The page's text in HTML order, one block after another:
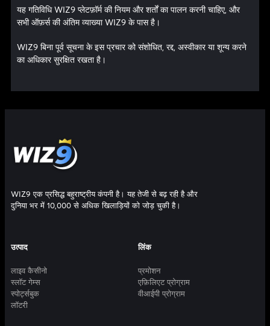
यह गतिविधि WIZ9 प्लेटफ़ॉर्म की नियम और शर्तों का पालन करनी चाहिए, और
सभी ऑफ़र्स की अंतिम व्याख्या WIZ9 के पास है।
WIZ9 बिना पूर्व सूचना के इस प्रचार को संशोधित, रद्द, अस्वीकार या शून्य करने
का अधिकार सुरक्षित रखता है।
WIZ9 एक प्रसिद्ध बहुराष्ट्रीय कंपनी है। यह तेजी से बढ़ रही है और
दुनिया भर में 10,000 से अधिक खिलाड़ियों को जोड़ चुकी है।
उत्पाद
लाइव कैसीनो
स्लॉट गेम्स
स्पोर्ट्सबुक
लॉटरी
लिंक
प्रमोशन
एफ़िलिएट प्रोग्राम
वीआईपी प्रोग्राम